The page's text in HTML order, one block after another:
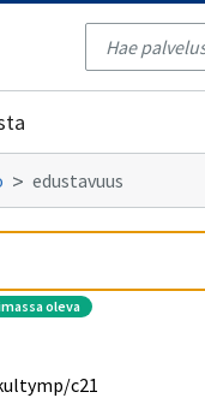
edustavuus
oleva
c21